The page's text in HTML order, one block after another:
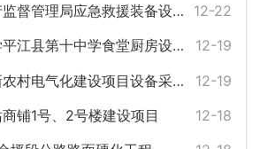
12-22
理局应急救援装备设备采购与安装
12-19
第十中学食堂厨房设备采购与安装
12-19
化建设项目设备采购及安装工程招标公告
12-18
铺1号、2号楼建设项目